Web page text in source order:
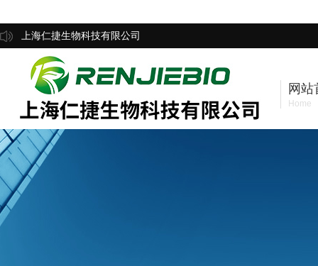
上海仁捷生物科技有限公司
网站
Home